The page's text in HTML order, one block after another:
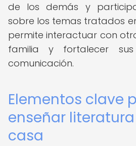
de los demás y
sobre los temas tratados
permite interactuar con
familia y fortalecer
comunicación.
Elementos clave
enseñar
casa